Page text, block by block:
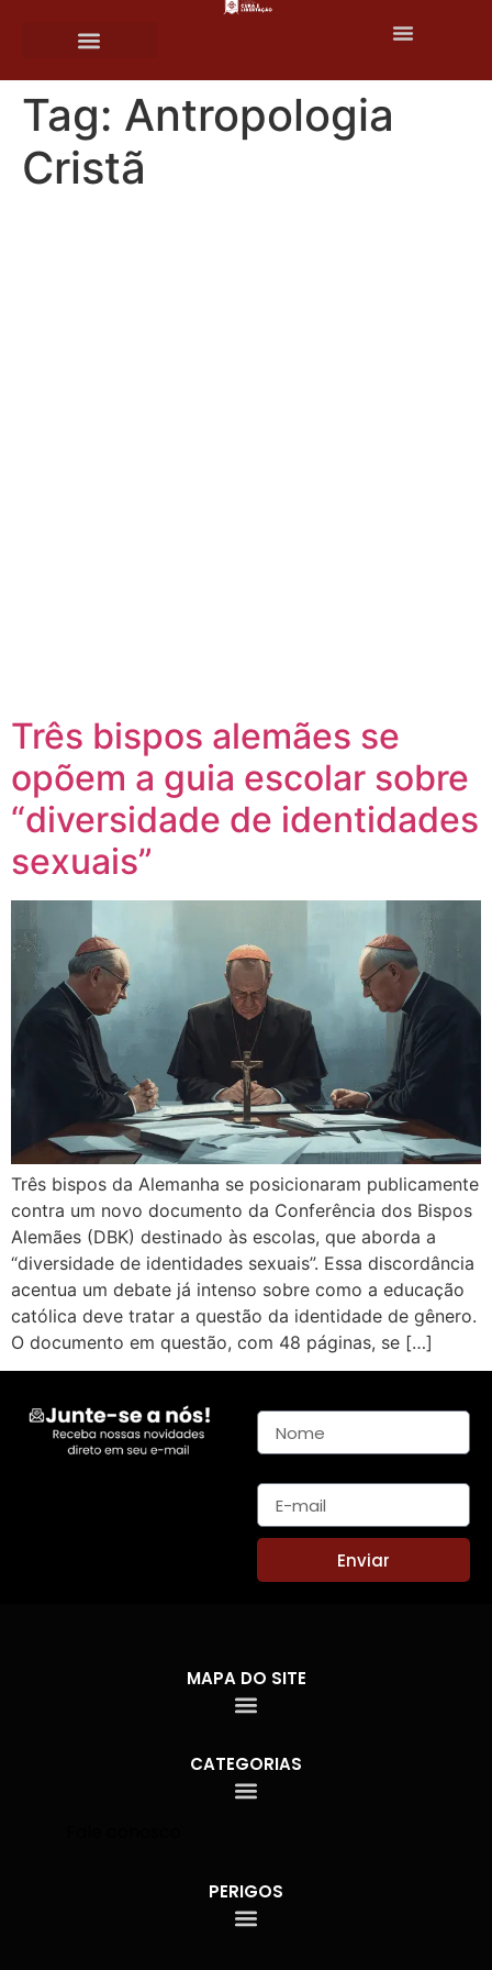
Tag: Antropologia
Cristã
Três bispos alemães se
opõem a guia escolar sobre
“diversidade de identidades
sexuais”
Três bispos da Alemanha se posicionaram publicamente
contra um novo documento da Conferência dos Bispos
Alemães (DBK) destinado às escolas, que aborda a
“diversidade de identidades sexuais”. Essa discordância
acentua um debate já intenso sobre como a educação
católica deve tratar a questão da identidade de gênero.
O documento em questão, com 48 páginas, se […]
Enviar
MAPA DO SITE
CATEGORIAS
PERIGOS